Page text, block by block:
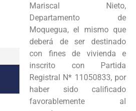
Mariscal Nieto,
Departamento de
Moquegua, el mismo que
deberá de ser destinado
con fines de vivienda e
inscrito con Partida
Registral N* 11050833, por
haber sido calificado
favorablemente al